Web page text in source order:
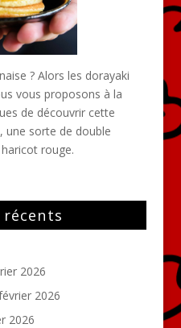
? Alors les dorayaki
vous proposons à la
de découvrir cette
une sorte de double
rouge.
2026
2026
2026